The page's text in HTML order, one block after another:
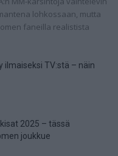
lohkossaan, mutta
faneilla realistista
ilmaiseksi TV:stä – näin
2025 – tässä
joukkue